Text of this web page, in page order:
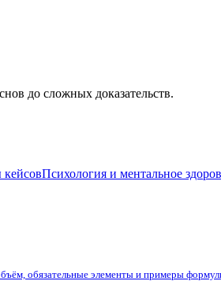
до сложных доказательств.
кейсовПсихология и ментальное
обязательные элементы и примеры